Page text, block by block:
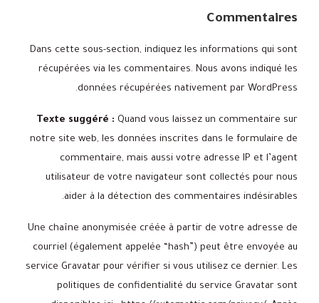
Commentaires
Dans cette sous-section, indiquez les informations qui sont
récupérées via les commentaires. Nous avons indiqué les
données récupérées nativement par WordPress.
Texte suggéré : Quand vous laissez un commentaire sur
notre site web, les données inscrites dans le formulaire de
commentaire, mais aussi votre adresse IP et l’agent
utilisateur de votre navigateur sont collectés pour nous
aider à la détection des commentaires indésirables.
Une chaîne anonymisée créée à partir de votre adresse de
courriel (également appelée “hash”) peut être envoyée au
service Gravatar pour vérifier si vous utilisez ce dernier. Les
politiques de confidentialité du service Gravatar sont